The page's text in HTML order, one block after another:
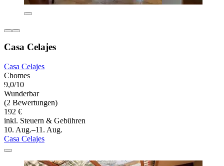
Casa Celajes
Casa Celajes
Chomes
9,0/10
Wunderbar
(2 Bewertungen)
192 €
inkl. Steuern & Gebühren
10. Aug.–11. Aug.
Casa Celajes